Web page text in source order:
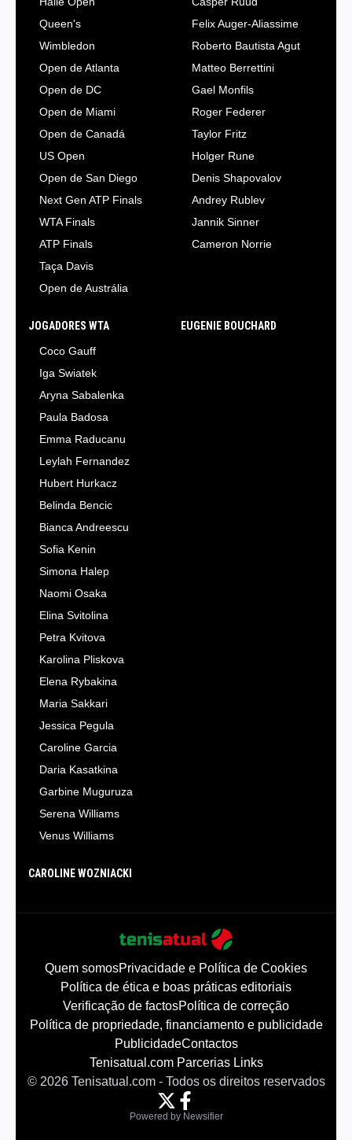
Queen's
Wimbledon
Open de Atlanta
Open de DC
Open de Miami
Open de Canadá
US Open
Open de San Diego
Next Gen ATP Finals
WTA Finals
ATP Finals
Taça Davis
Open de Austrália
Felix Auger-Aliassime
Roberto Bautista Agut
Matteo Berrettini
Gael Monfils
Roger Federer
Taylor Fritz
Holger Rune
Denis Shapovalov
Andrey Rublev
Jannik Sinner
Cameron Norrie
JOGADORES WTA
Coco Gauff
Iga Swiatek
Aryna Sabalenka
Paula Badosa
Emma Raducanu
Leylah Fernandez
Hubert Hurkacz
Belinda Bencic
Bianca Andreescu
Sofia Kenin
Simona Halep
Naomi Osaka
Elina Svitolina
Petra Kvitova
Karolina Pliskova
Elena Rybakina
Maria Sakkari
Jessica Pegula
Caroline Garcia
Daria Kasatkina
Garbine Muguruza
Serena Williams
Venus Williams
EUGENIE BOUCHARD
CAROLINE WOZNIACKI
Quem somosPrivacidade e Política de Cookies
Política de ética e boas práticas editoriais
Verificação de factosPolítica de correção
Política de propriedade, financiamento e publicidade
PublicidadeContactos
Tenisatual.com Parcerias Links
© 2026 Tenisatual.com- Todos os direitos reservados
Powered by Newsifier